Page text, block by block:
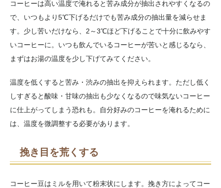
コーヒーは高い温度で淹れると苦み成分が抽出されやすくなるの
で、いつもより5℃下げるだけでも苦み成分の抽出量を減らせま
す。少し苦いだけなら、2～3℃ほど下げることで十分に飲みやす
いコーヒーに。いつも飲んでいるコーヒーが苦いと感じるなら、
まずはお湯の温度を少し下げてみてください。
温度を低くすると苦み・渋みの抽出を抑えられます。ただし低く
しすぎると酸味・甘味の抽出も少なくなるので味気ないコーヒー
に仕上がってしまう恐れも。自分好みのコーヒーを淹れるために
は、温度を微調整する必要があります。
挽き目を荒くする
コーヒー豆はミルを用いて粉末状にします。挽き方によってコー